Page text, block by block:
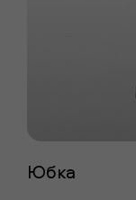
Юбка